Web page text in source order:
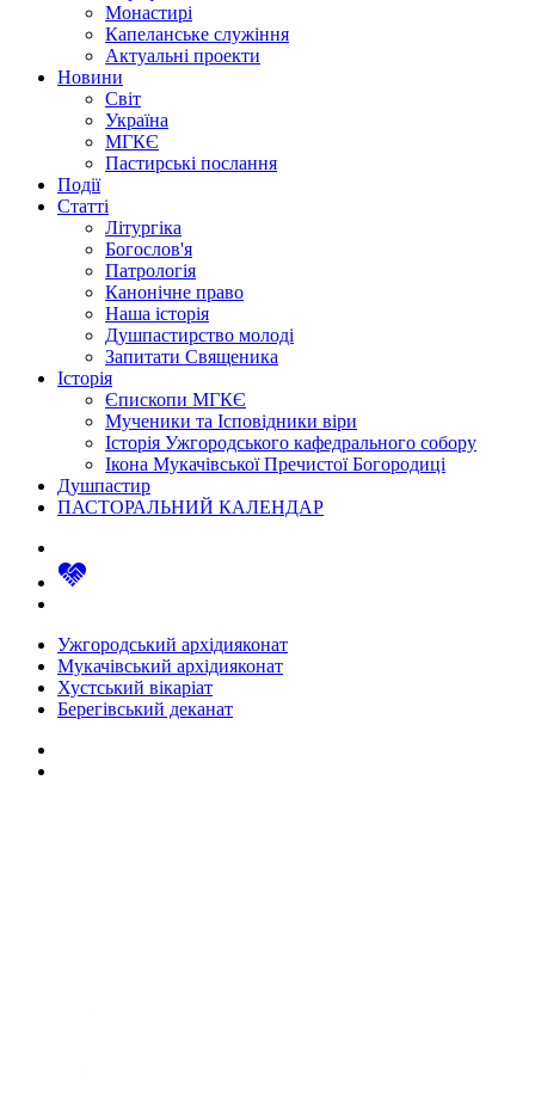
Монастирі
Капеланське служіння
Актуальні проекти
Новини
Світ
Україна
МГКЄ
Пастирські послання
Події
Статті
Літургіка
Богослов'я
Патрологія
Канонічне право
Наша історія
Душпастирство молоді
Запитати Священика
Історія
Єпископи МГКЄ
Мученики та Ісповідники віри
Історія Ужгородського кафедрального собору
Ікона Мукачівської Пречистої Богородиці
Душпастир
ПАСТОРАЛЬНИЙ КАЛЕНДАР
Ужгородський архідияконат
Мукачівський архідияконат
Хустський вікаріат
Берегівський деканат